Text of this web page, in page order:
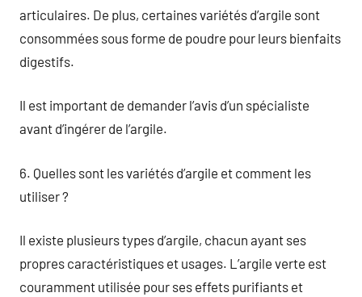
articulaires. De plus, certaines variétés d’argile sont
consommées sous forme de poudre pour leurs bienfaits
digestifs.
Il est important de demander l’avis d’un spécialiste
avant d’ingérer de l’argile.
6. Quelles sont les variétés d’argile et comment les
utiliser ?
Il existe plusieurs types d’argile, chacun ayant ses
propres caractéristiques et usages. L’argile verte est
couramment utilisée pour ses effets purifiants et